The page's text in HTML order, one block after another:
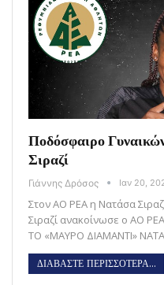
Ποδόσφαιρο
Σιραζί
Γιάννης Δρόσος Ιαν 20,
Στον ΑΟ ΡΕΑ η Νατάσα
Σιραζί ανακοίνωσε ο ΑΟ
ΤΟ «ΜΑΥΡΟ ΔΙΑΜΑΝΤΙ»
ΔΙΑΒΑΣΤΕ ΠΕΡΙΣΣΟΤΕΡΑ...